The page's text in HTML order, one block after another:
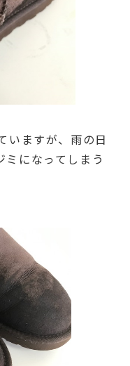
いますが、雨の日
になってしまう